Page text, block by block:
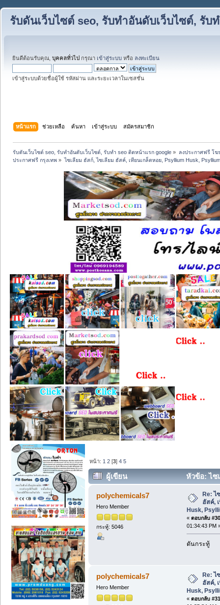
รับดันเว็บไซต์ seo, รับทำอันดับเว็บไซต์, รับ
ยินดีต้อนรับคุณ, บุคคลทั่วไป กรุณา เข้าสู่ระบบ หรือ ลงทะเบียน
เข้าสู่ระบบด้วยชื่อผู้ใช้ รหัสผ่าน และระยะเวลาในเซสชั่น
หน้าแรก ช่วยเหลือ ค้นหา เข้าสู่ระบบ สมัครสมาชิก
รับดันเว็บไซต์ seo, รับทำอันดับเว็บไซต์, รับทำ seo ติดหน้าแรก google » ลงประกาศฟรี โ
ประกาศฟรี กรุงเทพ » ไซเลียม ฮัสก์, ไซเลียม ฮัสค์, เทียนเกล็ดหอย, Psyllium Husk,
หน้า: 1 2 [3]4 5
ผู้เขียน
หัวข้อ: ไซ
Husk, Psyllium Powder (อ่าน 33389
polychemicals7
Hero Member
กระทู้: 5046
Re: ไ
ฮัสค์,
Husk,
« ตอบกลับ
01:34:43 PM
ดันกระทู้
polychemicals7
Hero Member
Re: ไ
ฮัสค์,
Husk,
« ตอบกลับ